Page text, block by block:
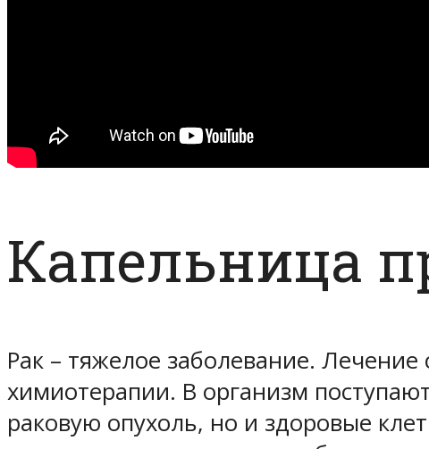
Капельница
Рак – тяжелое заболевание.
химиотерапии. В организм
раковую опухоль, но и здоровые